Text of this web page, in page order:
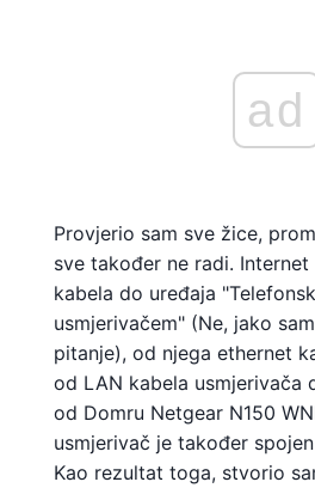
ad
Provjerio sam sve žice,
sve također ne radi.
kabela do uređaja
usmjerivačem" (Ne, jako
pitanje), od njega ethernet
od LAN kabela usmjerivača
od Domru Netgear N150
usmjerivač je također
Kao rezultat toga, stvorio